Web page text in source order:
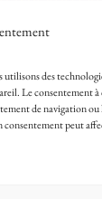
des
Le consentement à
de navigation
consentement peut
13h30 –
à Mai) : 12h/